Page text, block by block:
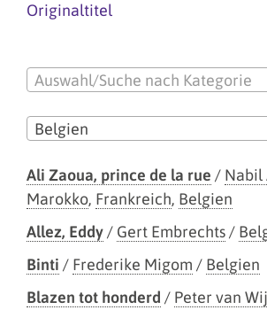
Originaltitel
Auswahl/Suche nach Kategorie
Belgien
Ali Zaoua, prince de la rue / Nabil
Marokko, Frankreich, Belgien
Allez, Eddy/ Gert Embrechts/
Binti / Frederike Migom / Belgien
Blazen tot honderd / Peter van